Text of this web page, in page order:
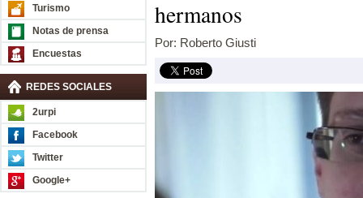
Turismo
Notas de prensa
Encuestas
REDES SOCIALES
2urpi
Facebook
Twitter
Google+
hermanos
Por: Roberto Giusti